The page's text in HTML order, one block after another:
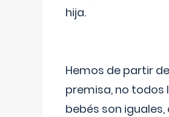
hija.
Hemos de partir
premisa, no todos
bebés son iguales,